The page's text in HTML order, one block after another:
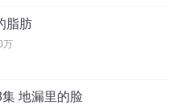
脂肪
万
地漏里的脸